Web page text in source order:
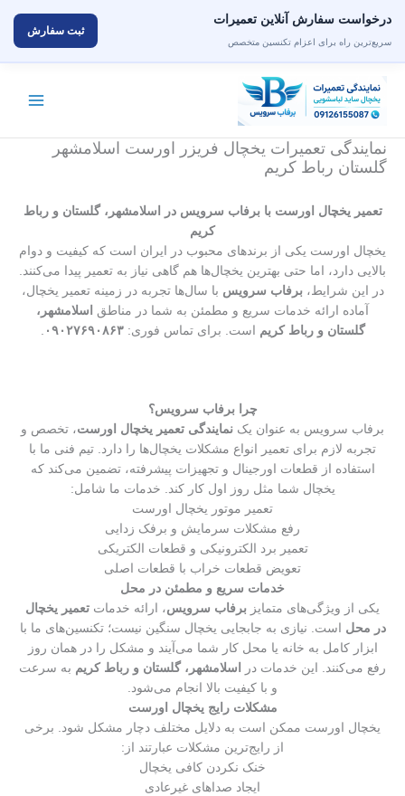
محتوا
نمایندگی تعمیرات یخچال فریزر اورست اسلامشهر
گلستان رباط کریم
تعمیر یخچال اورست با برفاب سرویس در اسلامشهر، گلستان و رباط
کریم
یخچال اورست یکی از برندهای محبوب در ایران است که کیفیت و دوام
بالایی دارد، اما حتی بهترین یخچال‌ها هم گاهی نیاز به تعمیر پیدا می‌کنند.
در این شرایط،برفاب سرویس با سال‌ها تجربه در زمینه تعمیر یخچال،
آماده ارائه خدمات سریع و مطمئن به شما در مناطق
اسلامشهر،
گلستان و رباط کریم است. برای تماس فوری:۰۹۰۲۷۶۹۰۸۶۳
چرا برفاب سرویس؟
برفاب سرویس به عنوان یک نمایندگی تعمیر یخچال اورست، تخصص و
تجربه لازم برای تعمیر انواع مشکلات یخچال‌ها را دارد. تیم فنی ما با
استفاده از قطعات اورجینال و تجهیزات پیشرفته، تضمین می‌کند که
یخچال شما مثل روز اول کار کند. خدمات ما شامل:
تعمیر موتور یخچال اورست
رفع مشکلات سرمایش و برفک زدایی
تعمیر برد الکترونیکی و قطعات الکتریکی
تعویض قطعات خراب با قطعات اصلی
خدمات سریع و مطمئن در محل
یکی از ویژگی‌های متمایز برفاب سرویس، ارائه خدمات تعمیر یخچال
در محل است. نیازی به جابجایی یخچال سنگین نیست؛ تکنسین‌های ما با
ابزار کامل به خانه یا محل کار شما می‌آیند و مشکل را در همان روز
رفع می‌کنند. این خدمات در
اسلامشهر، گلستان و رباط کریم به سرعت
و با کیفیت بالا انجام می‌شود.
مشکلات رایج یخچال اورست
یخچال اورست ممکن است به دلایل مختلف دچار مشکل شود. برخی
از رایج‌ترین مشکلات عبارتند از:
خنک نکردن کافی یخچال
ایجاد صداهای غیرعادی
درخواست سفارش آنلاین تعمیرات
سریع‌ترین راه برای اعزام تکنسین متخصص
ثبت سفارش